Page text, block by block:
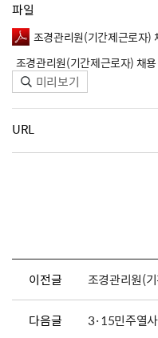
파일
조경관리원(기간제근로자)
조경관리원(기간제근로자) 채
미리보기
URL
이전글
다음글 3·15민주열